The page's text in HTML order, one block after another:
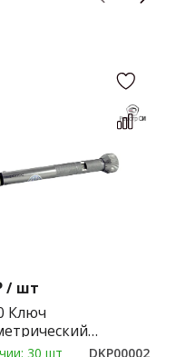
/ шт
Ключ
типа 2-10 Nm.
30 шт
DKP00002